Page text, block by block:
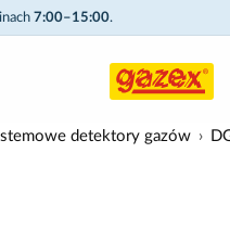
7:00–15:00.
detektory gazów